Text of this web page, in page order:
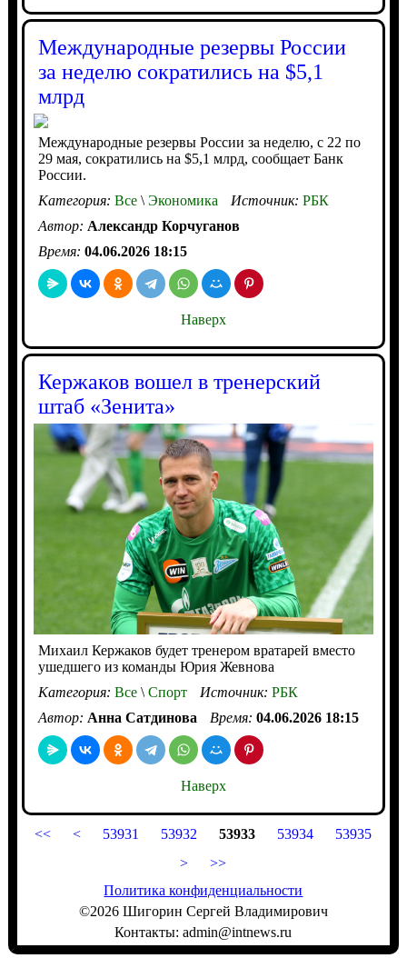
Международные резервы России
за неделю сократились на $5,1
млрд
Международные резервы России за неделю, с 22 по
29 мая, сократились на $5,1 млрд, сообщает Банк
России.
Категория: Все\Экономика Источник: РБК
Автор: Александр Корчуганов
Время: 04.06.2026 18:15
Наверх
Кержаков вошел в тренерский
штаб «Зенита»
Михаил Кержаков будет тренером вратарей вместо
ушедшего из команды Юрия Жевнова
Категория: Все\Спорт Источник: РБК
Автор: Анна Сатдинова Время: 04.06.2026 18:15
Наверх
<< < 53931 53932 53933 53934
53935
>
>>
Политика конфиденциальности
©2026 Шигорин Сергей Владимирович
Контакты: admin@intnews.ru